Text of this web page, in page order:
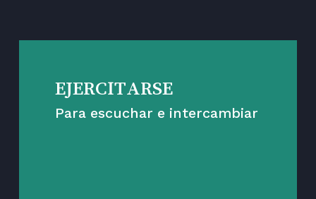
EJERCITARSE
Para escuchar e intercambiar